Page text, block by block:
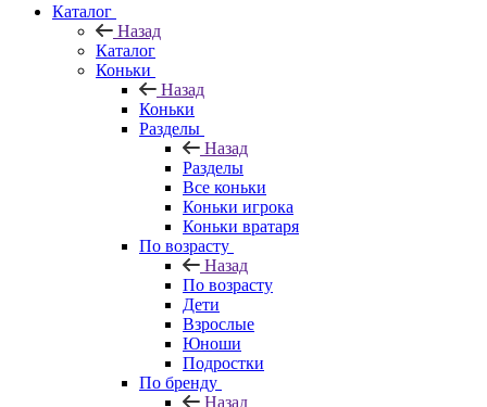
Каталог
Назад
Каталог
Коньки
Назад
Коньки
Разделы
Назад
Разделы
Все коньки
Коньки игрока
Коньки вратаря
По возрасту
Назад
По возрасту
Дети
Взрослые
Юноши
Подростки
По бренду
Назад